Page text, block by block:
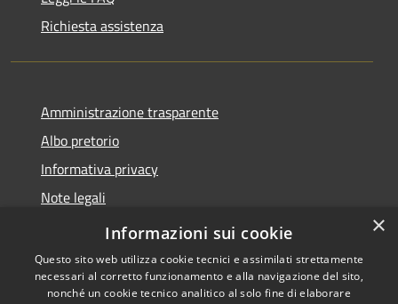
Richiesta assistenza
Amministrazione trasparente
Albo pretorio
Informativa privacy
Note legali
Dichiarazione di accessibilità
×
Informazioni sui cookie
Questo sito web utilizza cookie tecnici e assimilati strettamente
necessari al corretto funzionamento e alla navigazione del sito,
nonché un cookie tecnico analitico al solo fine di elaborare